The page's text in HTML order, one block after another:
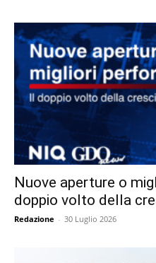
Nuove aperture o
doppio volto della
Redazione - 30 Luglio 2026